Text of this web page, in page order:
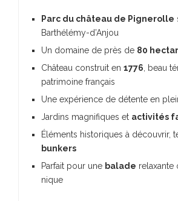
Parc du château de Pignerolle
Barthélémy-d’Anjou
Un domaine de près de 80
Château construit en 1776 , beau
patrimoine français
Une expérience de détente en
Jardins magnifiques et activités
Éléments historiques à découvrir,
bunkers
Parfait pour une balade relaxante
nique